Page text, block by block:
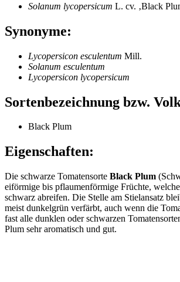
Solanum lycopersicum L. cv. ‚Black
Synonyme:
Lycopersicon esculentum Mill.
Solanum esculentum
Lycopersicon lycopersicum
Sortenbezeichnung bzw.
Black Plum
Eigenschaften:
Die schwarze Tomatensorte Black Plum
eiförmige bis pflaumenförmige Früchte,
schwarz abreifen. Die Stelle am Stielansatz
meist dunkelgrün verfärbt, auch wenn die
fast alle dunklen oder schwarzen
Plum sehr aromatisch und gut.